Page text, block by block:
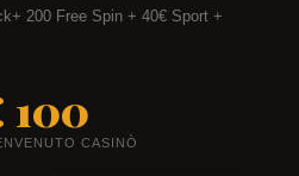
200 Free Spin + 40€ Sport +
100
CASINÒ